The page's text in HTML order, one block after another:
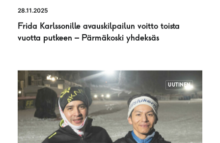
28.11.2025
Frida Karlssonille avauskilpailun voitto toista
vuotta putkeen – Pärmäkoski yhdeksäs
UUTINEN